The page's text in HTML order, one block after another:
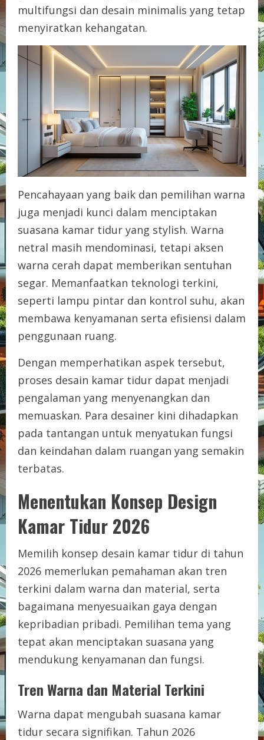
multifungsi dan desain minimalis yang tetap
menyiratkan kehangatan.
Pencahayaan yang baik dan pemilihan warna
juga menjadi kunci dalam menciptakan
suasana kamar tidur yang stylish. Warna
netral masih mendominasi, tetapi aksen
warna cerah dapat memberikan sentuhan
segar. Memanfaatkan teknologi terkini,
seperti lampu pintar dan kontrol suhu, akan
membawa kenyamanan serta efisiensi dalam
penggunaan ruang.
Dengan memperhatikan aspek tersebut,
proses desain kamar tidur dapat menjadi
pengalaman yang menyenangkan dan
memuaskan. Para desainer kini dihadapkan
pada tantangan untuk menyatukan fungsi
dan keindahan dalam ruangan yang semakin
terbatas.
Menentukan Konsep Design
Kamar Tidur 2026
Memilih konsep desain kamar tidur di tahun
2026 memerlukan pemahaman akan tren
terkini dalam warna dan material, serta
bagaimana menyesuaikan gaya dengan
kepribadian pribadi. Pemilihan tema yang
tepat akan menciptakan suasana yang
mendukung kenyamanan dan fungsi.
Tren Warna dan Material Terkini
Warna dapat mengubah suasana kamar
tidur secara signifikan. Tahun 2026